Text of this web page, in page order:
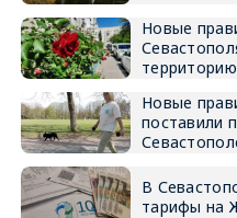
Новые
территорию
Новые
поставили
В
тарифы на